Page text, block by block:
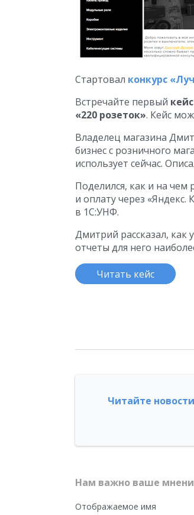
Стартовал конкурс
Встречайте первый
«220 розеток». Кейс
Владелец магазина
бизнес с розничного
использует сейчас.
Поделился, как и на чем
и оплату через «Яндекс.
в 1С:УНФ.
Дмитрий рассказал, как
отчеты для него
Читать кейс
Читайте
Нам важно ваше
Отображаемое имя